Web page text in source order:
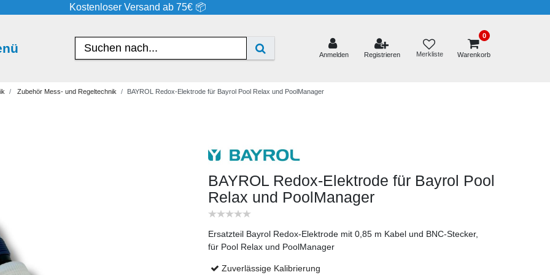
Kostenloser Versand ab 75€ 📦
Anmelden Registrieren Merkliste
0
Warenkorb
Zubehör Mess- und Regeltechnik BAYROL Redox-Elektrode für Bayrol Pool Relax und PoolManager
BAYROL Redox-Elektrode für Bayrol Pool
Relax und PoolManager
Ersatzteil Bayrol Redox-Elektrode mit 0,85 m Kabel und BNC-Stecker,
für Pool Relax und PoolManager
Zuverlässige Kalibrierung